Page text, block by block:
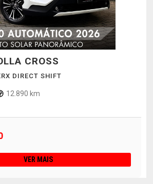
CROSS
DIRECT SHIFT
12.890 km
VER MAIS